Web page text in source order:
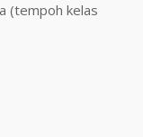
(tempoh kelas